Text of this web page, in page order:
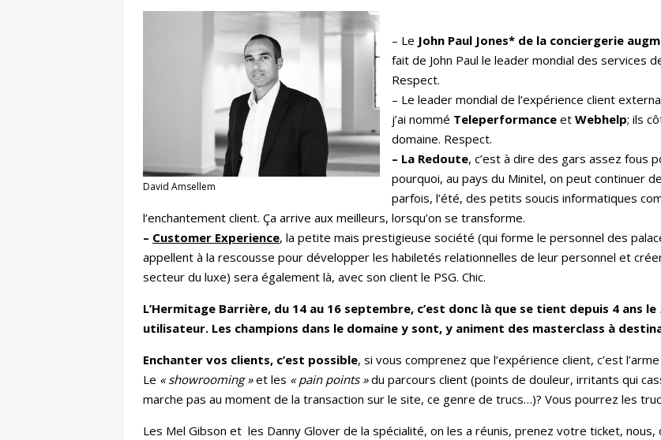
David Amsellem
– Le John Paul Jones* de la conciergerie
fait de John Paul le leader mondial des services
Respect.
– Le leader mondial de l’expérience client
j’ai nommé Teleperformance et Webhelp; ils
domaine. Respect.
– La Redoute, c’est à dire des gars assez fous
pourquoi, au pays du Minitel, on peut continuer
parfois, l’été, des petits soucis informatiques
l’enchantement client. Ça arrive aux meilleurs, lorsqu’on se transforme.
– Customer Experience, la petite mais prestigieuse société (qui forme le personnel des
appellent à la rescousse pour développer les habiletés relationnelles de leur personnel et
secteur du luxe) sera également là, avec son client le PSG. Chic.
L’Hermitage Barrière, du 14 au 16 septembre, c’est donc là que se tient depuis 4 ans le
utilisateur. Les champions dans le domaine y sont, y animent des masterclass à
Enchanter vos clients, c’est possible, si vous comprenez que l’expérience client, c’est
Le « showrooming »et les « pain points »du parcours client (points de douleur, irritants qui
marche pas au moment de la transaction sur le site, ce genre de trucs…)? Vous pourrez les
Les Mel Gibson et les Danny Glover de la spécialité, on les a réunis, prenez votre ticket, nous,